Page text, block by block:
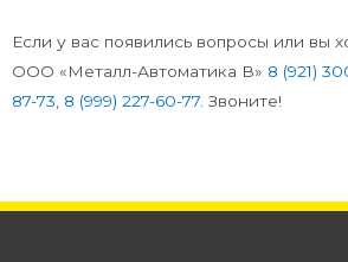
Если у вас появились вопросы или вы
ООО «Металл-Автоматика В» 8 (921)
87-73 8 (999) 227-60-77 . Звоните!